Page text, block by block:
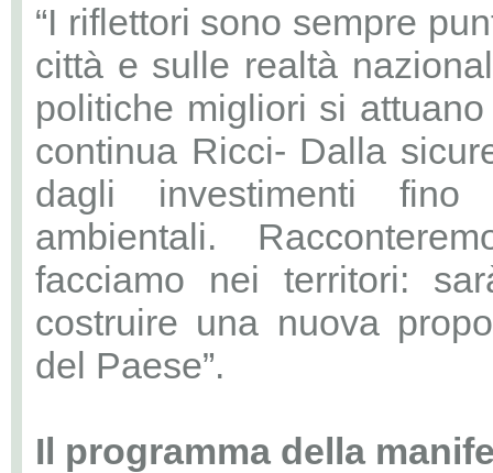
“I riflettori sono sempre
città e sulle realtà
politiche migliori si
continua Ricci- Dalla
dagli investimenti fino
ambientali.
facciamo nei territori:
costruire una nuova
del Paese”.
Il programma della